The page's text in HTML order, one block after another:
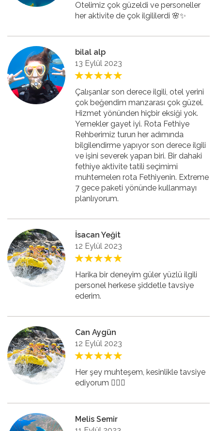
Otelimiz çok güzeldi ve personeller
her aktivite de çok ilgililerdi 🌸✨
bilal alp
13 Eylül 2023
Çalışanlar son derece ilgili, otel yerini
çok beğendim manzarası çok güzel.
Hizmet yönünden hiçbir eksiği yok.
Yemekler gayet iyi. Rota Fethiye
Rehberimiz turun her adımında
bilgilendirme yapıyor son derece ilgili
ve işini severek yapan biri. Bir dahaki
fethiye aktivite tatili seçimimi
muhtemelen rota Fethiyenin. Extreme
7 gece paketi yönünde kullanmayı
planlıyorum.
İsacan Yeğit
12 Eylül 2023
Harika bir deneyim güler yüzlü ilgili
personel herkese şiddetle tavsiye
ederim.
Can Aygün
12 Eylül 2023
Her şey muhteşem, kesinlikle tavsiye
ediyorum 👍🏻🤩
Melis Semir